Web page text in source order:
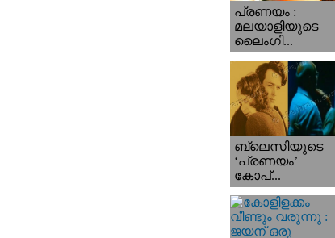
പ്രണയം :
മലയാളിയുടെ
ലൈംഗി...
ബ്ലെസിയുടെ
‘പ്രണയം’
കോപ്...